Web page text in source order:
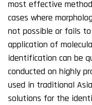
most effective
cases where
not possible or fails
application of
identification can be
conducted on highly
used in traditional
solutions for the